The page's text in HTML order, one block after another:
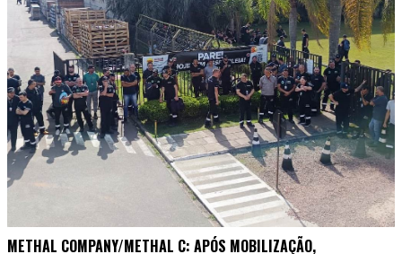
METHAL COMPANY/METHAL C: APÓS MOBILIZAÇÃO,